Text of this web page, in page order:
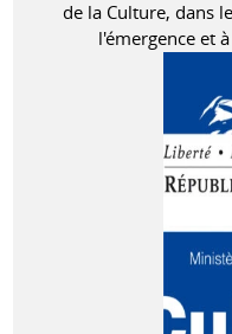
de la Culture, dans
l'émergence et